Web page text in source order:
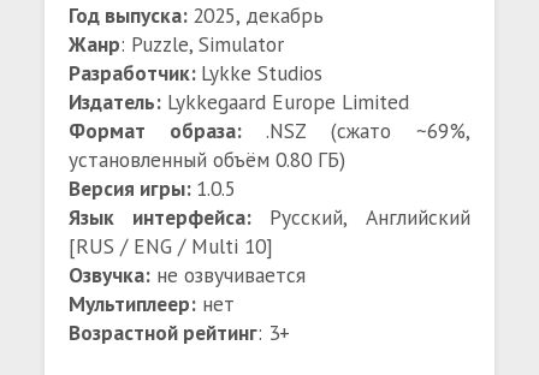
Год выпуска: 2025, декабрь
Жанр: Puzzle, Simulator
Разработчик: Lykke Studios
Издатель: Lykkegaard Europe Limited
Формат образа: .NSZ (сжато ~69%,
установленный объём 0.80 ГБ)
Версия игры: 1.0.5
Язык интерфейса: Русский, Английский
[RUS / ENG / Multi 10]
Озвучка: не озвучивается
Мультиплеер: нет
Возрастной рейтинг: 3+